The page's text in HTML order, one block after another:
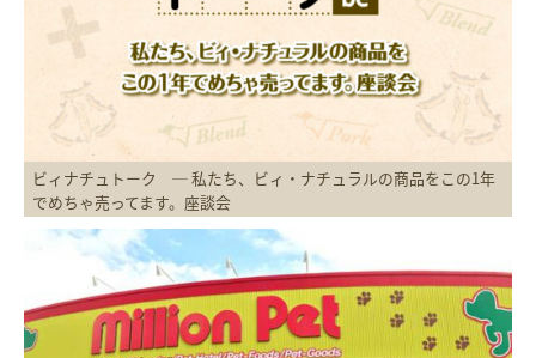
ビィナチュトーク ─ 私たち、ビィ・ナチュラルの商品をこの1年
でめちゃ売ってます。座談会